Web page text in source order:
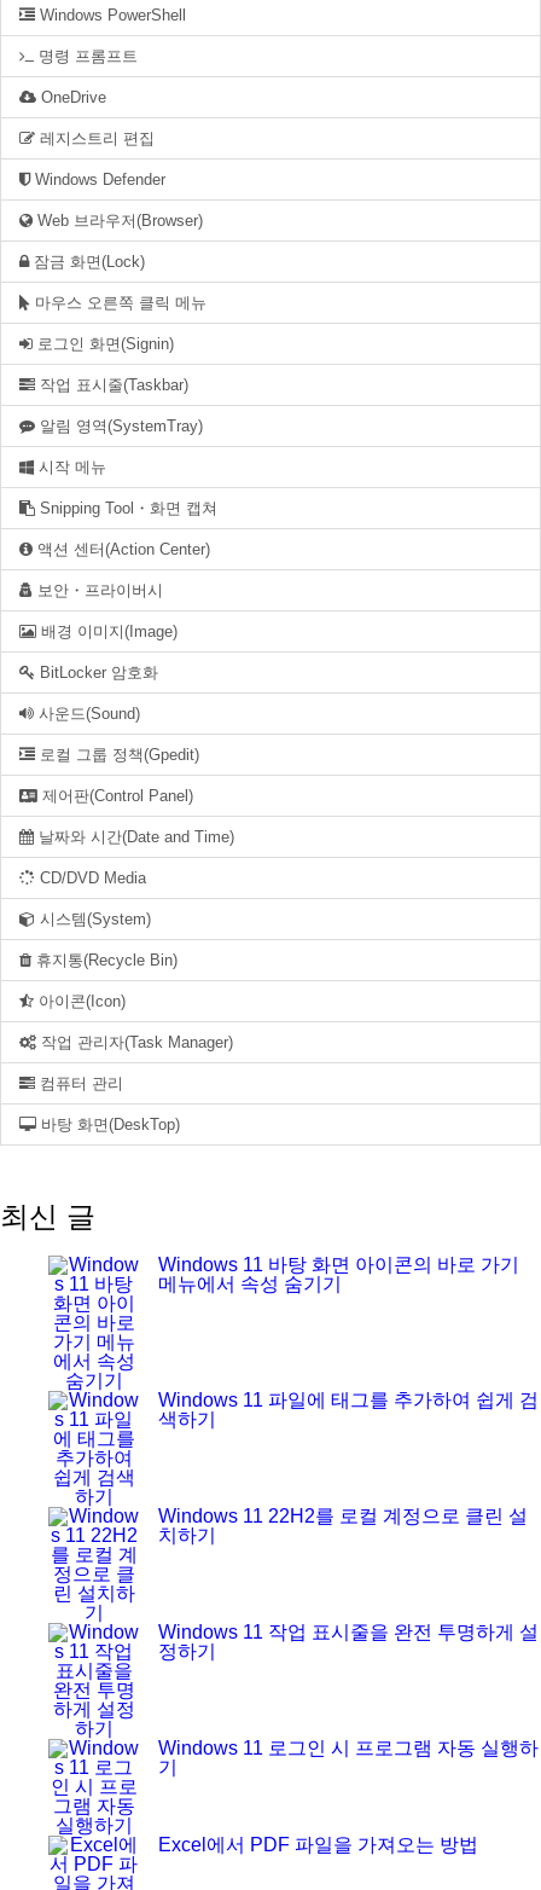
Windows PowerShell
명령 프롬프트
OneDrive
레지스트리 편집
Windows Defender
Web 브라우저(Browser)
잠금 화면(Lock)
마우스 오른쪽 클릭 메뉴
로그인 화면(Signin)
작업 표시줄(Taskbar)
알림 영역(SystemTray)
시작 메뉴
Snipping Tool・화면 캡쳐
액션 센터(Action Center)
보안・프라이버시
배경 이미지(Image)
BitLocker 암호화
사운드(Sound)
로컬 그룹 정책(Gpedit)
제어판(Control Panel)
날짜와 시간(Date and Time)
CD/DVD Media
시스템(System)
휴지통(Recycle Bin)
아이콘(Icon)
작업 관리자(Task Manager)
컴퓨터 관리
바탕 화면(DeskTop)
최신 글
Windows 11 바탕 화면 아이콘의 바로 가기
메뉴에서 속성 숨기기
Windows 11 파일에 태그를 추가하여 쉽게 검
색하기
Windows 11 22H2를 로컬 계정으로 클린 설
치하기
Windows 11 작업 표시줄을 완전 투명하게 설
정하기
Windows 11 로그인 시 프로그램 자동 실행하
기
Excel에서 PDF 파일을 가져오는 방법